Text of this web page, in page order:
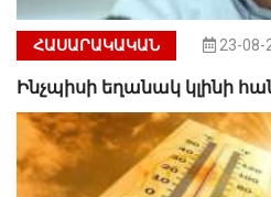
ՀԱՍԱՐԱԿԱԿԱՆ 23-08-
Ինչպիսի եղանակ կլինի